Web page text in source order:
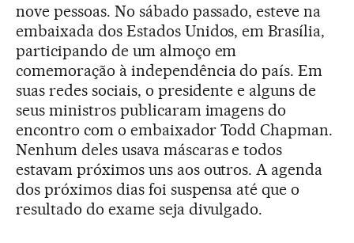
nove pessoas. No sábado passado, esteve na
embaixada dos Estados Unidos, em Brasília,
participando de um almoço em
comemoração à independência do país. Em
suas redes sociais, o presidente e alguns de
seus ministros publicaram imagens do
encontro com o embaixador Todd Chapman.
Nenhum deles usava máscaras e todos
estavam próximos uns aos outros. A agenda
dos próximos dias foi suspensa até que o
resultado do exame seja divulgado.